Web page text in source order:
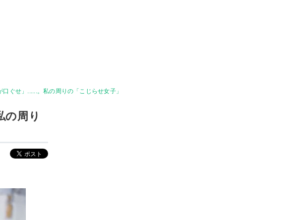
ぐせ」......。私の周りの「こじらせ女子」
の周り